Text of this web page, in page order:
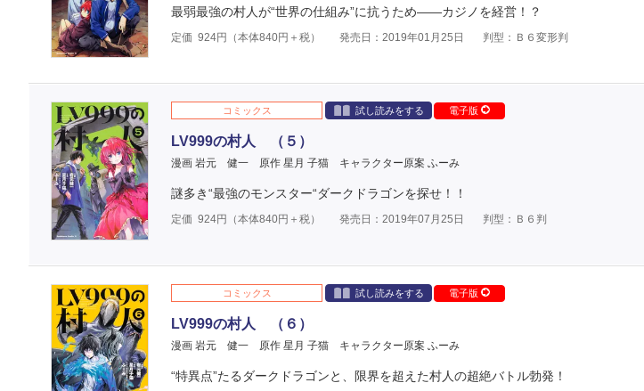
最弱最強の村人が“世界の仕組み”に抗うため――カジノを経営！？
定価 924円（本体840円＋税） 発売日：2019年01月25日 判型：Ｂ６変形判
コミックス 試し読みをする 電子版
LV999の村人 （５）
漫画 岩元 健一 原作 星月 子猫 キャラクター原案 ふーみ
謎多き“最強のモンスター“ダークドラゴンを探せ！！
定価 924円（本体840円＋税） 発売日：2019年07月25日 判型：Ｂ６判
コミックス 試し読みをする 電子版
LV999の村人 （６）
漫画 岩元 健一 原作 星月 子猫 キャラクター原案 ふーみ
“特異点”たるダークドラゴンと、限界を超えた村人の超絶バトル勃発！